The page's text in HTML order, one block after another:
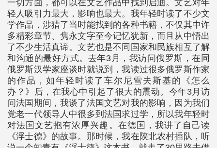
一切方面，都可以在文艺作品中找到启迪。文艺对年
轻人吸引力最大，影响也最大。我年轻时读了不少文
学作品，涉猎了当时能找到的各种书籍，不仅其中许
多精彩章节、隽永文字至今记忆犹新，而且从中悟出
了不少生活真谛。文艺也是不同国家和民族相互了解
和沟通的最好方式。去年3月，我访问俄罗斯，在同
俄罗斯汉学家座谈时就说到，我读过很多俄罗斯作家
的作品，如年轻时读了车尔尼雪夫斯基的《怎么
办？》后，在我心中引起了很大的震动。今年3月访
问法国期间，我谈了法国文艺对我的影响，因为我们
党老一代领导人中很多到法国求过学，所以我年轻时
对法国文艺抱有浓厚兴趣。在德国，我讲了自己读
《浮士德》的故事。那时候，我在陕北农村插队，听